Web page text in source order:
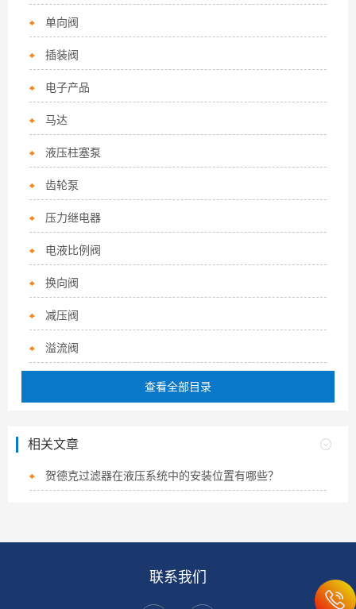
单向阀
插装阀
电子产品
马达
液压柱塞泵
齿轮泵
压力继电器
电液比例阀
换向阀
减压阀
溢流阀
查看全部目录
相关文章
贺德克过滤器在液压系统中的安装位置有哪些？
联系我们